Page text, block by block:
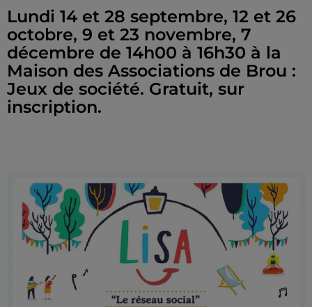
Lundi 14 et 28 septembre, 12 et 26
octobre, 9 et 23 novembre, 7
décembre de 14h00 à 16h30 à la
Maison des Associations de Brou :
Jeux de société. Gratuit, sur
inscription.